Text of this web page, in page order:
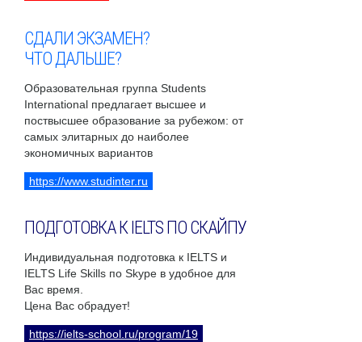
СДАЛИ ЭКЗАМЕН?
ЧТО ДАЛЬШЕ?
Образовательная группа Students
International предлагает высшее и
поствысшее образование за рубежом: от
самых элитарных до наиболее
экономичных вариантов
https://www.studinter.ru
ПОДГОТОВКА К IELTS ПО СКАЙПУ
Индивидуальная подготовка к IELTS и
IELTS Life Skills по Skype в удобное для
Вас время.
Цена Вас обрадует!
https://ielts-school.ru/program/19